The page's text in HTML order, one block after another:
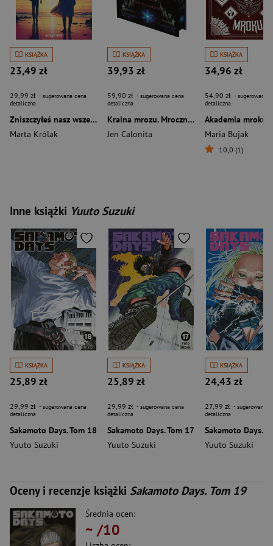
KSIĄŻKA
23,49 zł
29,99 zł - sugerowana cena
detaliczna
Zniszczyłeś nasz wszechświat, Aleks
Marta Królak
KSIĄŻKA
39,93 zł
59,90 zł - sugerowana cena
detaliczna
Kraina mrozu. Mroczne opowieści (ilustrowane brzegi)
Jen Calonita
KSIĄŻKA
34,96 zł
54,90 zł - sugerowana
detaliczna
Akademia mroku
Maria Bujak
10,0 (1)
Inne książki Yuuto Suzuki
KSIĄŻKA
25,89 zł
29,99 zł - sugerowana cena
detaliczna
Sakamoto Days. Tom 18
Yuuto Suzuki
KSIĄŻKA
25,89 zł
29,99 zł - sugerowana cena
detaliczna
Sakamoto Days. Tom 17
Yuuto Suzuki
KSIĄŻKA
24,43 zł
27,99 zł - sugerowana
detaliczna
Sakamoto Days.
Yuuto Suzuki
Oceny i recenzje książki Sakamoto Days. Tom 19
Średnia ocen:
~ /10